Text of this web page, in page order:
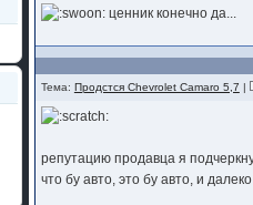
ценник конечно да...
Тема: Продстся Chevrolet Camaro 5,7 |
репутацию продавца я
что бу авто, это бу авто, и